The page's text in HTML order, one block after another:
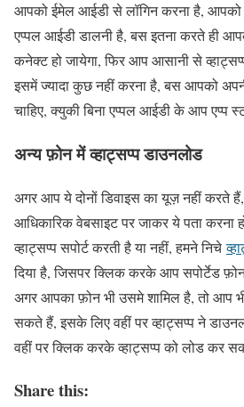
आपको ईमेल आईडी से लॉगिन करना है,
एप्पल आईडी डालनी है, बस इतना करते ही
कनेक्ट हो जायेगा, फिर आप आसानी से
इसमें ज्यादा कुछ नहीं करना है, बस आपको
चाहिए, क्युकी बिना एप्पल आईडी के आप एप्प
अन्य फ़ोन में व्हाट्सप्प डाउनलोड
अगर आप ये दोनों डिवाइस का यूज़ नहीं करते
आधिकारिक वेबसाइट पर जाकर ये पता करना
व्हाट्सप्प सपोर्ट करती है या नहीं, हमने निचे
दिया है, जिसपर क्लिक करके आप सपोर्टेड
अगर आपका फ़ोन भी उसमे शामिल है, तो आप
सकते हैं, इसके लिए वहीं पर व्हाट्सप्प ने
वहीं पर क्लिक करके व्हाट्सप्प को लोड कर
Share this: